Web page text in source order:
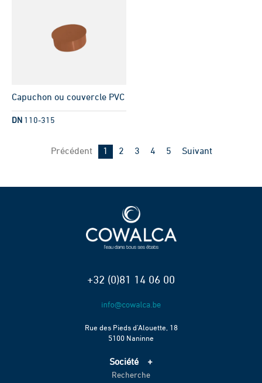
Capuchon ou couvercle PVC
DN 110-315
Précédent Page
1 Page
2 Page
3 Page
4 Page
5 Suivant
+32 (0)81 14 06 00
Rue des Pieds d’Alouette, 18
5100 Naninne
Société
Accueil
Recherche